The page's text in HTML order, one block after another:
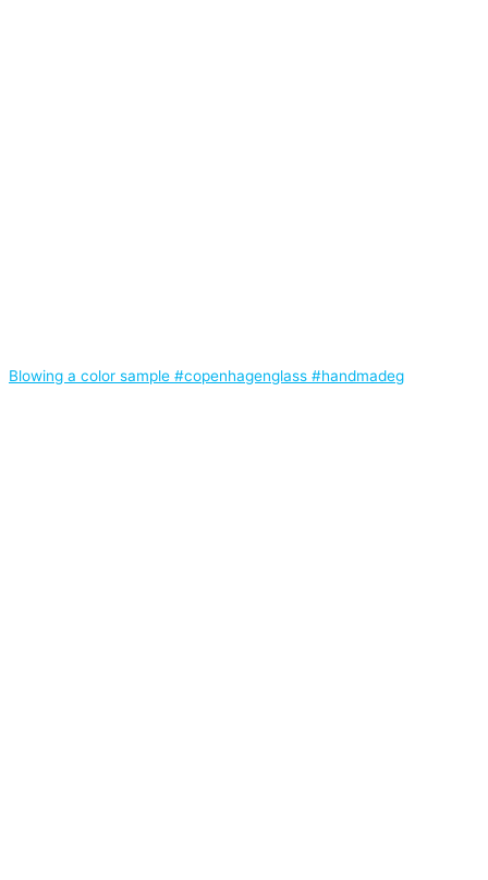
Blowing a color sample #copenhagenglass #handmadeg